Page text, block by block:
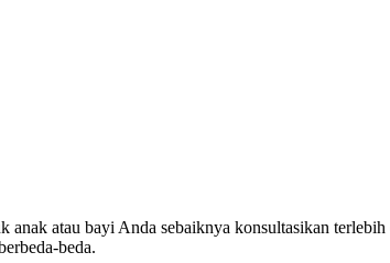
anak atau bayi Anda sebaiknya konsultasikan
beda.